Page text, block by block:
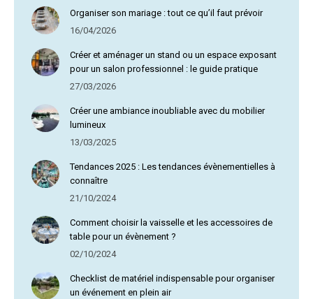
Organiser son mariage : tout ce qu’il faut prévoir
16/04/2026
Créer et aménager un stand ou un espace exposant
pour un salon professionnel : le guide pratique
27/03/2026
Créer une ambiance inoubliable avec du mobilier
lumineux
13/03/2025
Tendances 2025 : Les tendances évènementielles à
connaître
21/10/2024
Comment choisir la vaisselle et les accessoires de
table pour un évènement ?
02/10/2024
Checklist de matériel indispensable pour organiser
un événement en plein air